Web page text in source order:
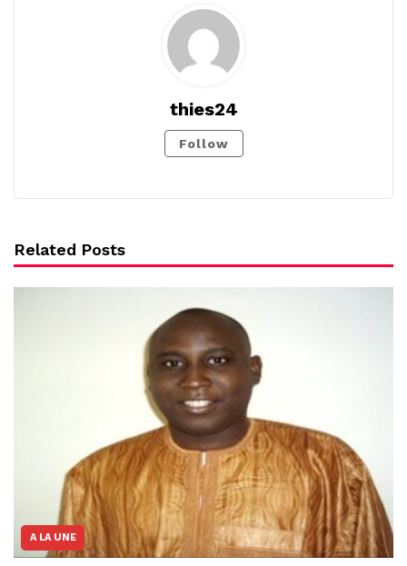
thies24
Follow
Related Posts
A LA UNE